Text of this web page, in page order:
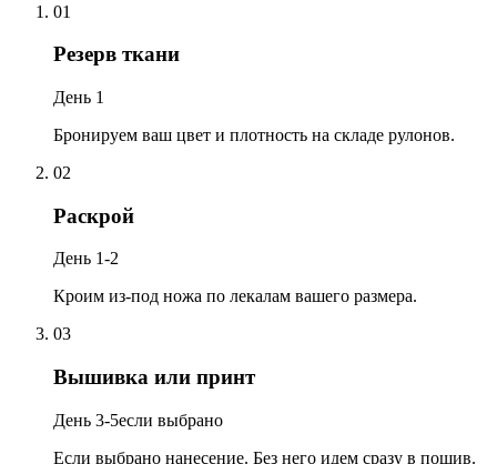
01
Резерв ткани
День 1
Бронируем ваш цвет и плотность на складе рулонов.
02
Раскрой
День 1-2
Кроим из-под ножа по лекалам вашего размера.
03
Вышивка или принт
День 3-5если выбрано
Если выбрано нанесение. Без него идем сразу в пошив.